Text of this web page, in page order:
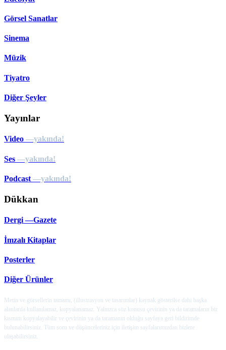
Görsel Sanatlar
Sinema
Müzik
Tiyatro
Diğer Şeyler
Yayınlar
Video —yakında!
Ses —yakında!
Podcast —yakında!
Dükkan
Dergi —Gazete
İmzalı Kitaplar
Posterler
Diğer Ürünler
Metin ve görsellerin tamamı, (illustrasyon ve tasarımlar) kaynak gösterilse dahi başka
alanlarda kullanılamaz, kopyalanamaz. Yalnızca söz konusu çevirinin ya da taramaların bir
kısmını kopyalayabilir ve çevirinin ya da taramanın olduğu sayfaya geri bildirimde
bulunabilirsiniz. Tüm soru ve düşünceleriniz için iletişim sayfalarımızdan bizlere
ulaşabilirsiniz.